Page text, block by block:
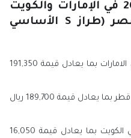
أسعار نيسان ارمادا 2023 في الإمارات والكويت
ودول الخليج العربي ومصر (طراز S الأساسي
يبدأ سعر نيسان ارمادا 2023 في الامارات بما يعادل قيمة 191,350
يبدأ سعر نيسان ارمادا 2023 في قطر بما يعادل قيمة 189,700 ريال
يبدأ سعر نيسان ارمادا 2023 في الكويت بما يعادل قيمة 16,050